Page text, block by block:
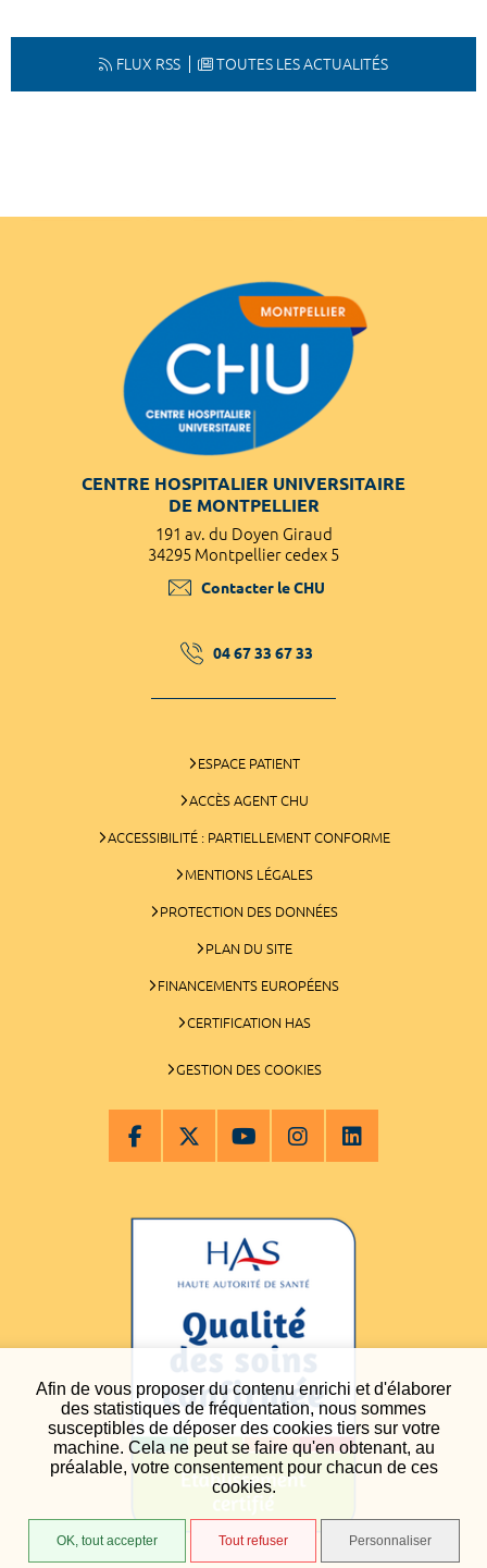
Afin de vous proposer du contenu enrichi et d'élaborer
des statistiques de fréquentation, nous sommes
susceptibles de déposer des cookies tiers sur votre
machine. Cela ne peut se faire qu'en obtenant, au
préalable, votre consentement pour chacun de ces
cookies.
OK, tout accepter Tout refuser Personnaliser
FLUX RSS TOUTES LES ACTUALITÉS
CENTRE HOSPITALIER UNIVERSITAIRE
DE MONTPELLIER
191 av. du Doyen Giraud
34295 Montpellier cedex 5
Contacter le CHU
04 67 33 67 33
ESPACE PATIENT
ACCÈS AGENT CHU
ACCESSIBILITÉ : PARTIELLEMENT CONFORME
MENTIONS LÉGALES
PROTECTION DES DONNÉES
PLAN DU SITE
FINANCEMENTS EUROPÉENS
CERTIFICATION HAS
GESTION DES COOKIES